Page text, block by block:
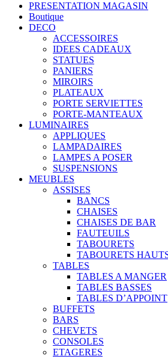
PRESENTATION MAGASIN
Boutique
DECO
ACCESSOIRES
IDEES CADEAUX
STATUES
PANIERS
MIROIRS
PLATEAUX
PORTE SERVIETTES
PORTE-MANTEAUX
LUMINAIRES
APPLIQUES
LAMPADAIRES
LAMPES A POSER
SUSPENSIONS
MEUBLES
ASSISES
BANCS
CHAISES
CHAISES DE BAR
FAUTEUILS
TABOURETS
TABOURETS
TABLES
TABLES A MANGER
TABLES BASSES
TABLES D’APPOINT
BUFFETS
BARS
CHEVETS
CONSOLES
ETAGERES